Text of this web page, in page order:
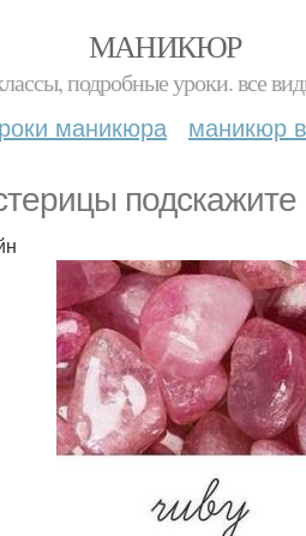
МАНИКЮР
подробные уроки. все
маникюра маникюр
подскажите